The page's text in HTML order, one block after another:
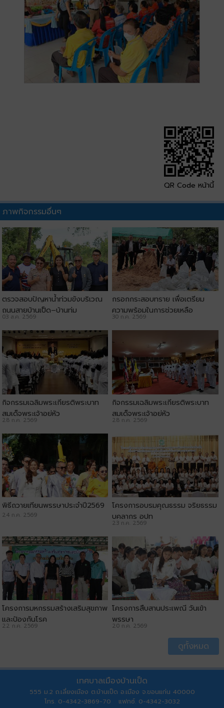
QR Code หน้านี้
ภาพกิจกรรมอื่นๆ
ตรวจสอบปัญหาน้ำท่วมขังบริเวณ
ถนนสายบ้านเป็ด–บ้านทุ่ม
03 ส.ค. 2569
กรอกกระสอบทราย เพื่อเตรียม
ความพร้อมในการช่วยเหลือ
ประชาชน
30 ก.ค. 2569
กิจกรรมเฉลิมพระเกียรติพระบาท
สมเด็จพระเจ้าอยู่หัว
28 ก.ค. 2569
กิจกรรมเฉลิมพระเกียรติพระบาท
สมเด็จพระเจ้าอยู่หัว
28 ก.ค. 2569
พิธีถวายเทียนพรรษาประจำปี2569
24 ก.ค. 2569
โครงการอบรมคุณธรรม จริยธรรม
บุคลากร อปท
23 ก.ค. 2569
โครงการมหกรรมสร้างเสริมสุขภาพ
และป้องกันโรค
22 ก.ค. 2569
โครงการสืบสานประเพณี วันเข้า
พรรษา
20 ก.ค. 2569
ดูทั้งหมด
เทศบาลเมืองบ้านเป็ด
555 ม.2 ถ.เลี่ยงเมือง ต.บ้านเป็ด อ.เมือง จ.ขอนแก่น 40000
โทร. 0-4342-3869-70 แฟกซ์. 0-4342-3032